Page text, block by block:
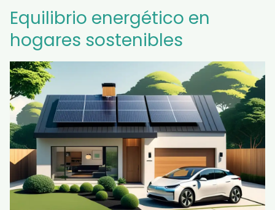
Equilibrio energético en
hogares sostenibles